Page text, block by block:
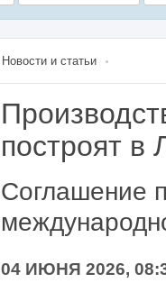
Новости и статьи
построят в
Соглашение
04 ИЮНЯ 2026,